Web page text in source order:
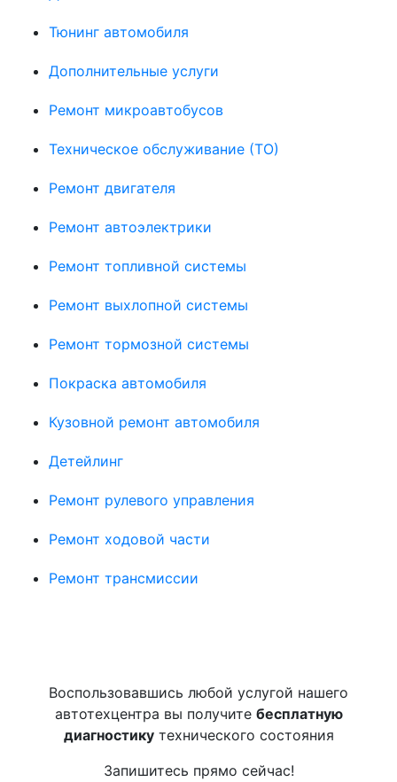
Тюнинг автомобиля
Дополнительные услуги
Ремонт микроавтобусов
Техническое обслуживание (ТО)
Ремонт двигателя
Ремонт автоэлектрики
Ремонт топливной системы
Ремонт выхлопной системы
Ремонт тормозной системы
Покраска автомобиля
Кузовной ремонт автомобиля
Детейлинг
Ремонт рулевого управления
Ремонт ходовой части
Ремонт трансмиссии
Воспользовавшись любой услугой нашего
автотехцентра вы получите бесплатную
диагностикутехнического состояния
Запишитесь прямо сейчас!